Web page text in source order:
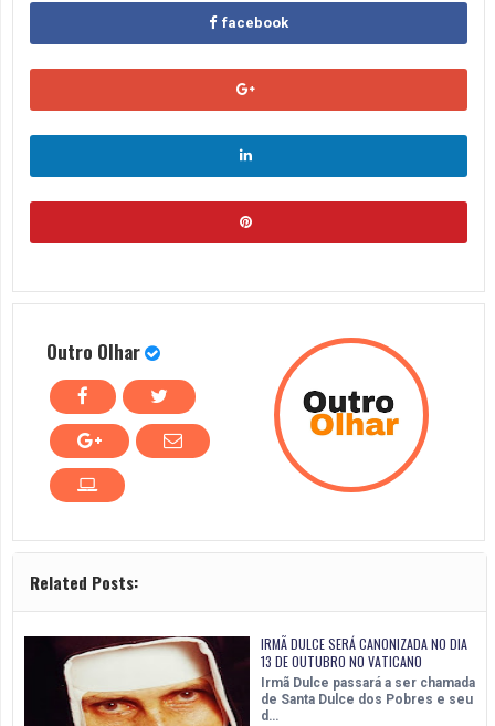
facebook
Outro Olhar
Related Posts:
IRMÃ DULCE SERÁ CANONIZADA NO DIA
13 DE OUTUBRO NO VATICANO
Irmã Dulce passará a ser chamada
de Santa Dulce dos Pobres e seu
d…